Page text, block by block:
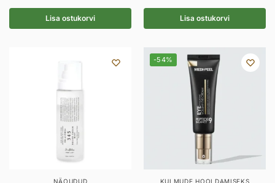
Lisa ostukorvi Lisa ostukorvi
NÄOUDUD
-54%
KULMUDE HOOLDAMISEKS